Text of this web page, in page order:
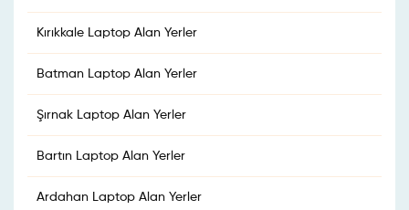
Kırıkkale Laptop Alan Yerler
Batman Laptop Alan Yerler
Şırnak Laptop Alan Yerler
Bartın Laptop Alan Yerler
Ardahan Laptop Alan Yerler